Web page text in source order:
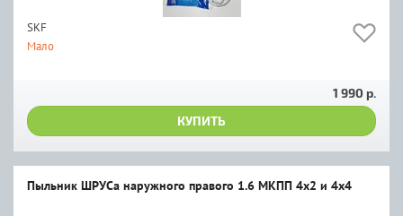
SKF
Мало
1 990 р.
КУПИТЬ
Пыльник ШРУСа наружного правого 1.6 МКПП 4х2 и 4х4